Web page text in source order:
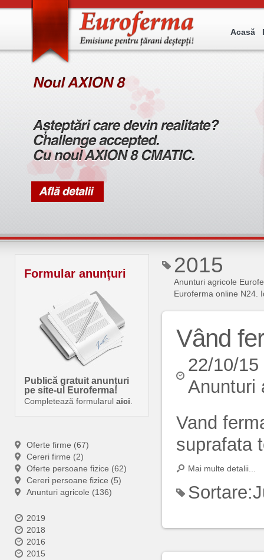
Acasă
Formular anunțuri
Publică gratuit anunțuri
pe site-ul Euroferma!
Completează formularul aici
Oferte firme (67)
Cereri firme (2)
Oferte persoane fizice (62)
Cereri persoane fizice (5)
Anunturi agricole (136)
2019
2018
2016
2015
2015
Anunturi agricole
Euroferma online N24.
Vând
22/10/
Anunturi
Vand
suprafata
Mai multe detalii...
Sortare: